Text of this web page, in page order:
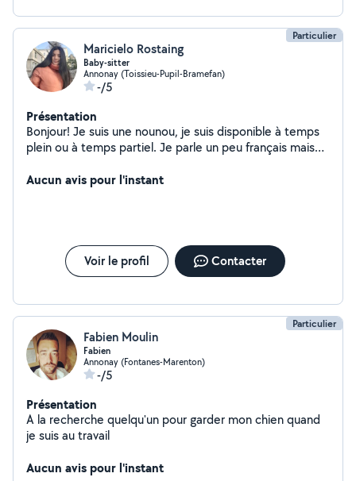
Particulier
Maricielo Rostaing
Baby-sitter
Annonay (Toissieu-Pupil-Bramefan)
-/5
Présentation
Bonjour! Je suis une nounou, je suis disponible à temps
plein ou à temps partiel. Je parle un peu français mais
suis très responsable, affectueux et attentif aux enfants
connais donc de nombreuses activités que je peux vous
enseigner ainsi que l'espagnol si vous le souhaitez. Si
vous êtes intéressé, n'hésitez pas à me contacter
Aucun avis pour l'instant
Voir le profil Contacter
Particulier
Fabien Moulin
Fabien
Annonay (Fontanes-Marenton)
-/5
Présentation
A la recherche quelqu'un pour garder mon chien quand
je suis au travail
Aucun avis pour l'instant